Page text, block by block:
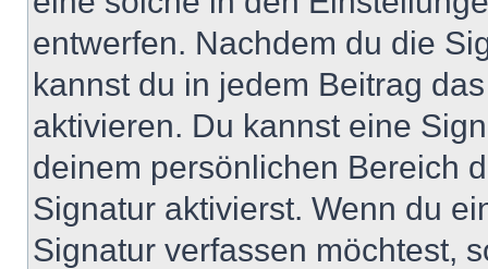
entwerfen. Nachdem du die
kannst du in jedem Beitrag
aktivieren. Du kannst eine
deinem persönlichen Bereich
Signatur aktivierst. Wenn du
Signatur verfassen möchtest,